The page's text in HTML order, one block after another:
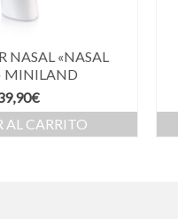
NASAL «NASAL
MINILAND
€
AL CARRITO